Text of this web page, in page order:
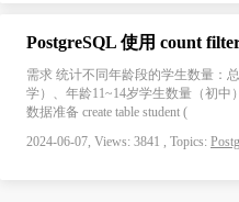
PostgreSQL 使用 count
需求 统计不同年龄段的学生数量：
学）、年龄11~14岁学生数量（初中
数据准备 create table student (
2024-06-07, Views: 3841 , Topics: